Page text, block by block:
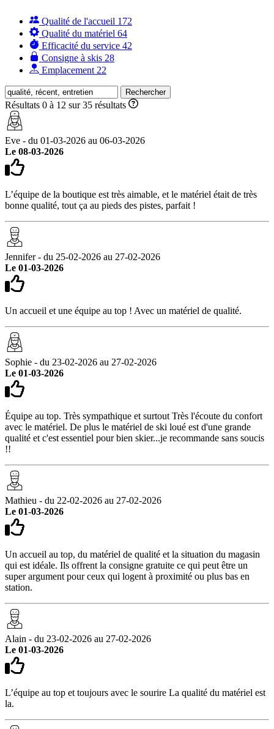
Qualité de l'accueil 172
Qualité du matériel 64
Efficacité du service 42
Consigne à skis 28
Emplacement 22
Rechercher
Résultats 0 à 12 sur 35 résultats
Eve - du 01-03-2026 au 06-03-2026
Le 08-03-2026
L’équipe de la boutique est très aimable, et le matériel était de très
bonne qualité, tout ça au pieds des pistes, parfait !
Jennifer - du 25-02-2026 au 27-02-2026
Le 01-03-2026
Un accueil et une équipe au top ! Avec un matériel de qualité.
Sophie - du 23-02-2026 au 27-02-2026
Le 01-03-2026
Équipe au top. Très sympathique et surtout Très l'écoute du confort
avec le matériel. De plus le matériel de ski loué est d'une grande
qualité et c'est essentiel pour bien skier...je recommande sans soucis
!!
Mathieu - du 22-02-2026 au 27-02-2026
Le 01-03-2026
Un accueil au top, du matériel de qualité et la situation du magasin
qui est idéale. Ils offrent la consigne gratuite ce qui peut être un
super argument pour ceux qui logent à proximité ou plus bas en
station.
Alain - du 23-02-2026 au 27-02-2026
Le 01-03-2026
L’équipe au top et toujours avec le sourire La qualité du matériel est
la.